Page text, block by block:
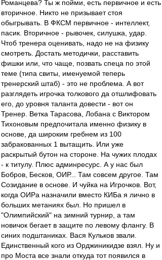
Романцева? Ты ж пойми, есть первичное и есть
вторичное. Никто не призывает стоя
обыгрывать. В ФКСМ первичное - интеллект,
пасик. Вторичное - рывочек, силушка, удар.
Чтоб тренера оценивать, надо не на физику
смотреть. Достать методички, расставить
фишки или, что чаще, позвать спеца по этой
теме (типа свиты, именуемой теперь
тренерский штаб) - это не проблема. А вот
разглядеть игрочка толкового да отшлифовать
его, до уровня таланта довести - вот он
Тренер. Ветка Тарасова, Лобана с Виктором
Тихоновым предпочитала именно физику в
основе, да широким гребнем из 100
забракованных 1 вытащить. Или уже
раскрытый бутон на стороне. На чужих плодах
- к титулу. Плюс админресурс. А у нас был
Бобров, Бесков, ОИР... Там совсем другое. Там
Созидание в основе. И чуйка на Игрочков. Вот,
когда ОИРа назначили вместо КИБа я лично в
больших метаниях был. Но пришел в
"Олимпийский" на зимний турнир, а там
новичок бегает в защите по левому флангу. В
синих подштаниках. Вася Кульков звали.
Единственный кого из Орджиникидзе взял. Ну и
про Моста все знали откуда тот появился в